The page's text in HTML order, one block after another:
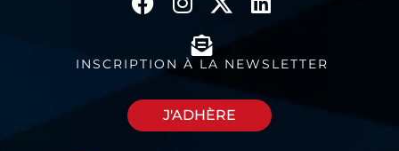
INSCRIPTION À LA NEWSLETTER
J'ADHÈRE